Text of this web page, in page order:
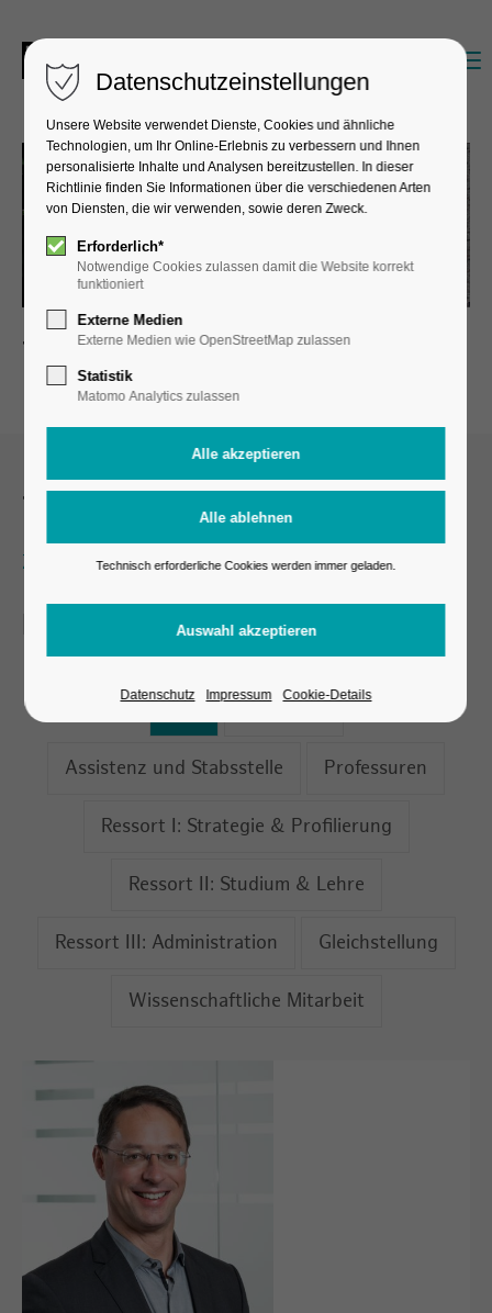
Team & Organisation
Team & Organisation
Zu den Gremien
Das Team der BHH
Assistenz und Stabsstelle Professuren
Ressort I: Strategie & Profilierung
Ressort II: Studium & Lehre
Ressort III: Administration Gleichstellung
Wissenschaftliche Mitarbeit
Datenschutzeinstellungen
Unsere Website verwendet Dienste, Cookies und ähnliche
Technologien, um Ihr Online-Erlebnis zu verbessern und Ihnen
personalisierte Inhalte und Analysen bereitzustellen. In dieser
Richtlinie finden Sie Informationen über die verschiedenen Arten
von Diensten, die wir verwenden, sowie deren Zweck.
Erforderlich*
Notwendige Cookies zulassen damit die Website korrekt
funktioniert
Externe Medien
Externe Medien wie OpenStreetMap zulassen
Statistik
Matomo Analytics zulassen
Technisch erforderliche Cookies werden immer geladen.
Datenschutz Impressum Cookie-Details